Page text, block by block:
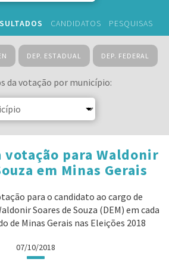
CANDIDATOS PESQUISAS
DEP. ESTADUAL DEP. FEDERAL
da votação por município:
votação para Waldonir
em Minas Gerais
para o candidato ao cargo de
Soares de Souza (DEM) em cada
de Minas Gerais nas Eleições 2018
07/10/2018